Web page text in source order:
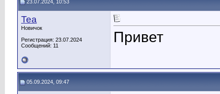
23.07.2024, 10:53
Tea
Новичок
Регистрация: 23.07.2024
Сообщений: 11
Привет
05.09.2024, 09:47